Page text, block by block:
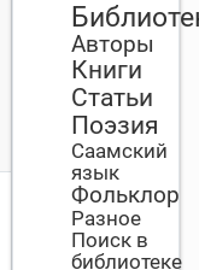
Авторы
Книги
Статьи
Поэзия
Саамский
язык
Фольклор
Разное
Поиск в
библиотеке